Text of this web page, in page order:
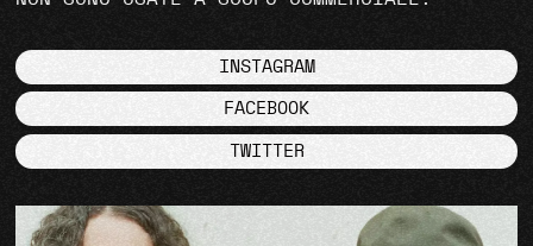
INSTAGRAM
FACEBOOK
TWITTER